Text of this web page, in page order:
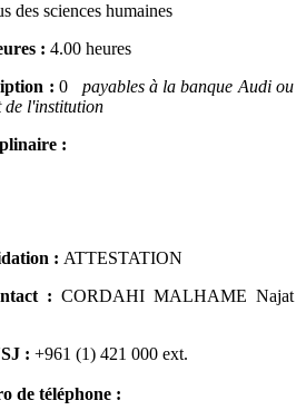
des sciences humaines
: 4.00 heures
: 0 payables à la banque Audi ou
de l'institution
:
: ATTESTATION
: CORDAHI MALHAME Najat
: +961 (1) 421 000 ext.
de téléphone :